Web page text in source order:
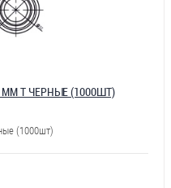
Т ЧЕРНЫЕ (1000ШТ)
(1000шт)